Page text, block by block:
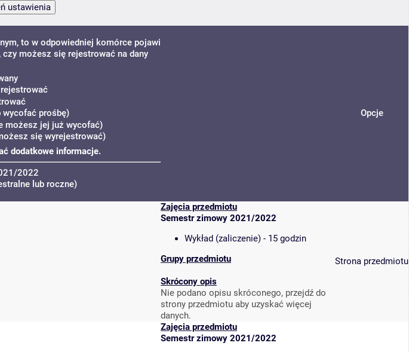
to w odpowiedniej komórce pojawi
możesz się rejestrować na dany
prośbę)
możesz jej już wycofać)
się wyrejestrować)
dodatkowe informacje.
2022
lub roczne)
Opcje
Zajęcia przedmiotu
Semestr zimowy 2021/2022
Wykład (zaliczenie) - 15 godzin
Grupy przedmiotu
Skrócony opis
Nie podano opisu skróconego, przejdź do
strony przedmiotu aby uzyskać więcej
danych.
Strona przedmiotu
Zajęcia przedmiotu
Semestr zimowy 2021/2022